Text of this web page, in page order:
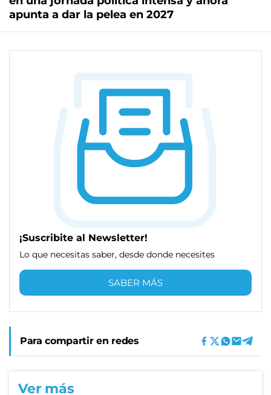
apunta a dar la pelea en 2027
¡Suscribite al Newsletter!
Lo que necesitas saber, desde donde necesites
SABER MÁS
Para compartir en redes
Ver más